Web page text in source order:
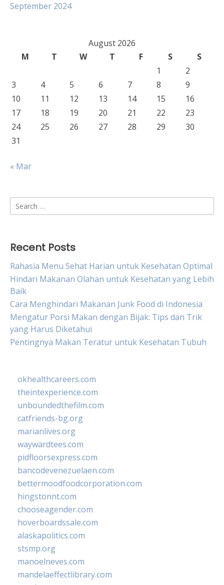
September 2024
August 2026
M
T W T F S
S
1
2
3
4 5 6 7 8
9
10
11 12 13 14 15
16
17
18 19 20 21 22
23
24
25 26 27 28 29
30
31
« Mar
Search
for:
Recent Posts
Rahasia Menu Sehat Harian untuk Kesehatan Optimal
Hindari Makanan Olahan untuk Kesehatan yang Lebih
Baik
Cara Menghindari Makanan Junk Food di Indonesia
Mengatur Porsi Makan dengan Bijak: Tips dan Trik
yang Harus Diketahui
Pentingnya Makan Teratur untuk Kesehatan Tubuh
okhealthcareers.com
theintexperience.com
unboundedthefilm.com
catfriends-bg.org
marianlives.org
waywardtees.com
pidfloorsexpress.com
bancodevenezuelaen.com
bettermoodfoodcorporation.com
hingstonnt.com
chooseagender.com
hoverboardssale.com
alaskapolitics.com
stsmp.org
manoelneves.com
mandelaeffectlibrary.com